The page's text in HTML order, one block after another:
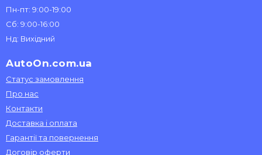
Пн-пт: 9:00-19:00
Сб: 9:00-16:00
Нд: Вихідний
AutoOn.com.ua
Статус замовлення
Про нас
Контакти
Доставка і оплата
Гарантії та повернення
Договір оферти